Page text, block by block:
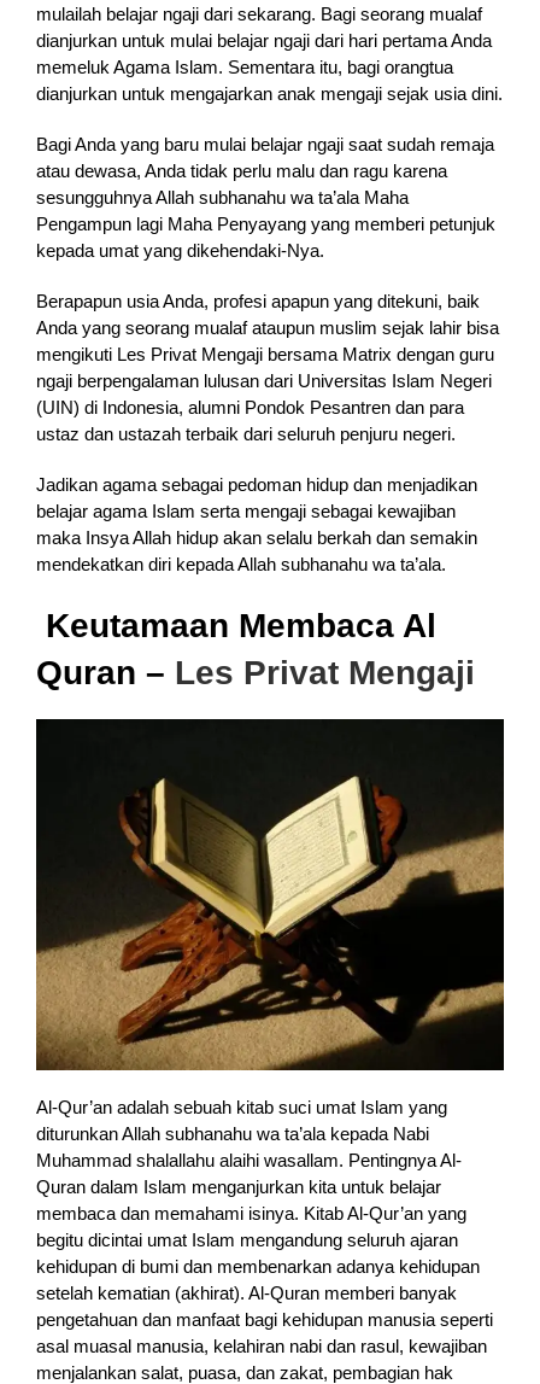
mulailah belajar ngaji dari sekarang. Bagi seorang mualaf
dianjurkan untuk mulai belajar ngaji dari hari pertama Anda
memeluk Agama Islam. Sementara itu, bagi orangtua
dianjurkan untuk mengajarkan anak mengaji sejak usia dini.
Bagi Anda yang baru mulai belajar ngaji saat sudah remaja
atau dewasa, Anda tidak perlu malu dan ragu karena
sesungguhnya Allah subhanahu wa ta’ala Maha
Pengampun lagi Maha Penyayang yang memberi petunjuk
kepada umat yang dikehendaki-Nya.
Berapapun usia Anda, profesi apapun yang ditekuni, baik
Anda yang seorang mualaf ataupun muslim sejak lahir bisa
mengikuti Les Privat Mengaji bersama Matrix dengan guru
ngaji berpengalaman lulusan dari Universitas Islam Negeri
(UIN) di Indonesia, alumni Pondok Pesantren dan para
ustaz dan ustazah terbaik dari seluruh penjuru negeri.
Jadikan agama sebagai pedoman hidup dan menjadikan
belajar agama Islam serta mengaji sebagai kewajiban
maka Insya Allah hidup akan selalu berkah dan semakin
mendekatkan diri kepada Allah subhanahu wa ta’ala.
Keutamaan Membaca Al
Quran – Les Privat Mengaji
Al-Qur’an adalah sebuah kitab suci umat Islam yang
diturunkan Allah subhanahu wa ta’ala kepada Nabi
Muhammad shalallahu alaihi wasallam. Pentingnya Al-
Quran dalam Islam menganjurkan kita untuk belajar
membaca dan memahami isinya. Kitab Al-Qur’an yang
begitu dicintai umat Islam mengandung seluruh ajaran
kehidupan di bumi dan membenarkan adanya kehidupan
setelah kematian (akhirat). Al-Quran memberi banyak
pengetahuan dan manfaat bagi kehidupan manusia seperti
asal muasal manusia, kelahiran nabi dan rasul, kewajiban
menjalankan salat, puasa, dan zakat, pembagian hak